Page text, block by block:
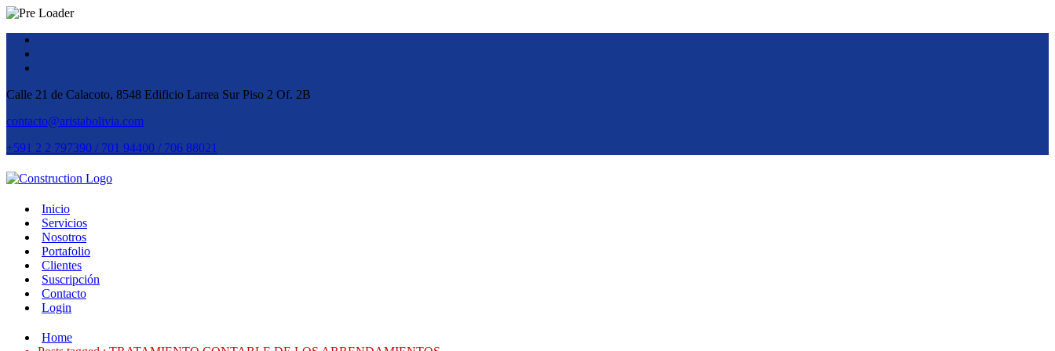
Calle 21 de Calacoto, 8548 Edificio Larrea Sur Piso 2 Of. 2B
contacto@aristabolivia.com
+591 2 2 797390 / 701 94400 / 706 88021
Inicio
Servicios
Nosotros
Portafolio
Clientes
Suscripción
Contacto
Login
Home